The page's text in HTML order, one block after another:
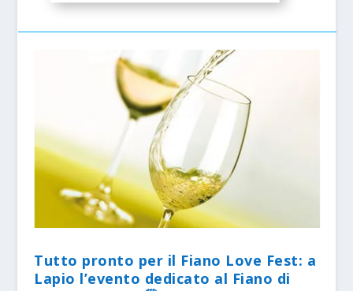
Tutto pronto per il Fiano Love Fest: a
Lapio l’evento dedicato al Fiano di